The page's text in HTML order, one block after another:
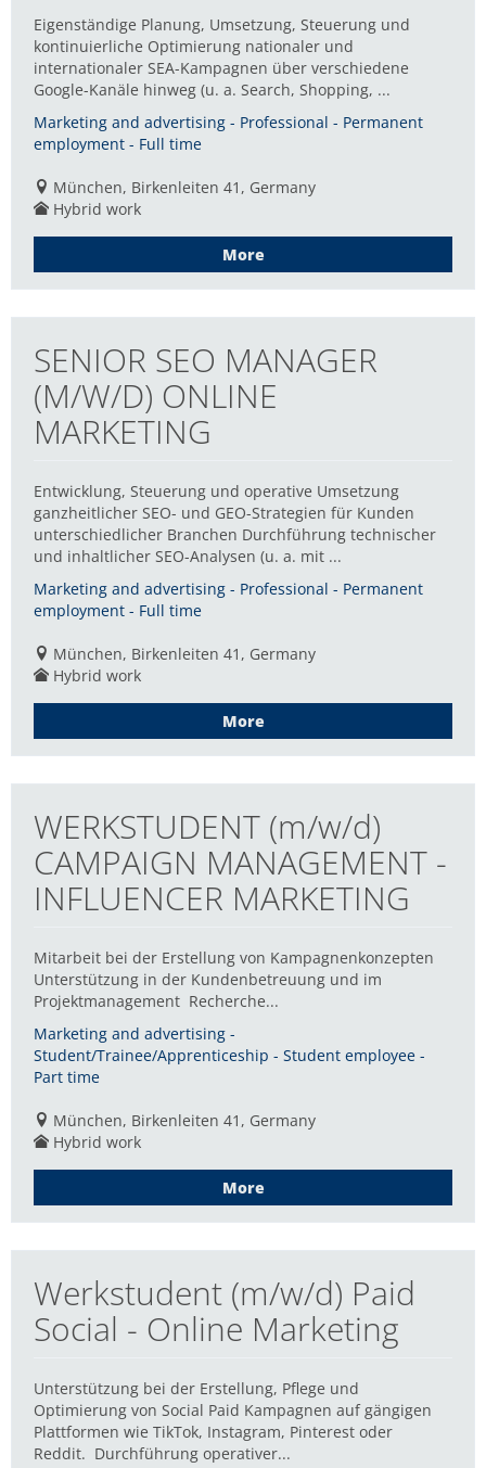
Eigenständige Planung, Umsetzung, Steuerung und
kontinuierliche Optimierung nationaler und
internationaler SEA-Kampagnen über verschiedene
Google-Kanäle hinweg (u. a. Search, Shopping, ...
Marketing and advertising - Professional - Permanent
employment - Full time
München, Birkenleiten 41, Germany
Hybrid work
More
SENIOR SEO MANAGER
(M/W/D) ONLINE
MARKETING
Entwicklung, Steuerung und operative Umsetzung
ganzheitlicher SEO- und GEO-Strategien für Kunden
unterschiedlicher Branchen Durchführung technischer
und inhaltlicher SEO-Analysen (u. a. mit ...
Marketing and advertising - Professional - Permanent
employment - Full time
München, Birkenleiten 41, Germany
Hybrid work
More
WERKSTUDENT (m/w/d)
CAMPAIGN MANAGEMENT -
INFLUENCER MARKETING
Mitarbeit bei der Erstellung von Kampagnenkonzepten
Unterstützung in der Kundenbetreuung und im
Projektmanagement Recherche...
Marketing and advertising -
Student/Trainee/Apprenticeship - Student employee -
Part time
München, Birkenleiten 41, Germany
Hybrid work
More
Werkstudent (m/w/d) Paid
Social - Online Marketing
Unterstützung bei der Erstellung, Pflege und
Optimierung von Social Paid Kampagnen auf gängigen
Plattformen wie TikTok, Instagram, Pinterest oder
Reddit. Durchführung operativer...